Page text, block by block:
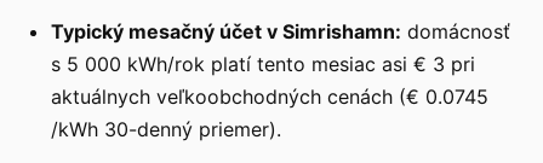
Typický mesačný účet v Simrishamn: domácnosť
s 5 000 kWh/rok platí tento mesiac asi € 3 pri
aktuálnych veľkoobchodných cenách (€ 0.0745
/kWh 30-denný priemer).